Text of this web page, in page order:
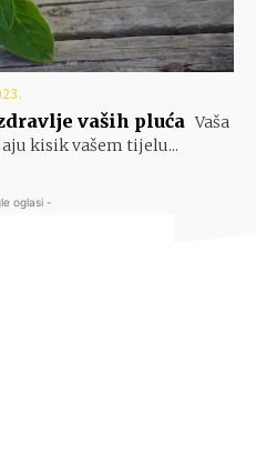
vaših pluća Vaša
kisik vašem tijelu...
oglasi -